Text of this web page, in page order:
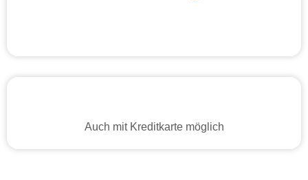
Auch mit Kreditkarte möglich